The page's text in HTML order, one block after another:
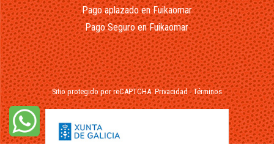
Pago aplazado en Fuikaomar
Pago Seguro en Fuikaomar
Sitio protegido por reCAPTCHA.Privacidad-Términos